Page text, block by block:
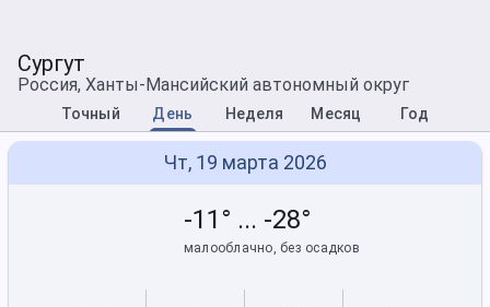
Сургут
Россия, Ханты-Мансийский автономный округ
Точный День Неделя Месяц Год
Чт, 19 марта 2026
-11° ... -28°
малооблачно, без осадков